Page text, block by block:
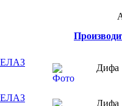
Дифа
Дифа